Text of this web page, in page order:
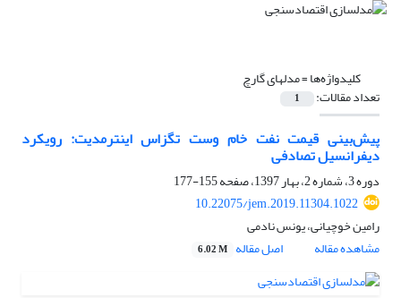
کلیدواژه‌ها =مدلهای گارچ
تعداد مقالات: 1
پیش‌بینی قیمت نفت خام وست تگزاس اینترمدیت: رویکرد
دیفرانسیل تصادفی
دوره 3، شماره 2، بهار 1397، صفحه
155-177
10.22075/jem.2019.11304.1022
رامین خوچیانی، یونس نادمی
مشاهده مقاله
اصل مقاله 6.02 M